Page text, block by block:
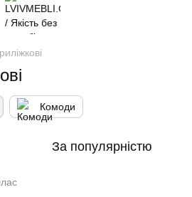
Комоди
За популярністю